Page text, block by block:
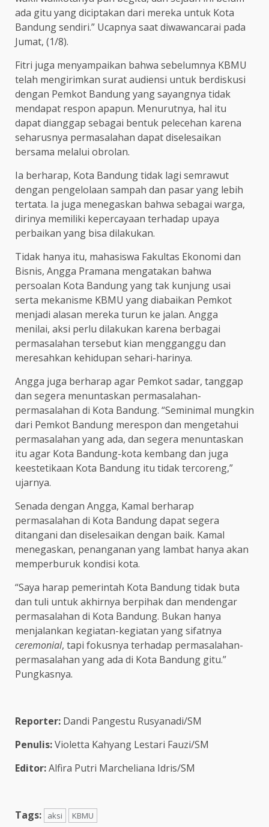
ada gitu yang diciptakan dari mereka untuk Kota
Bandung sendiri.” Ucapnya saat diwawancarai pada
Jumat, (1/8).
Fitri juga menyampaikan bahwa sebelumnya KBMU
telah mengirimkan surat audiensi untuk berdiskusi
dengan Pemkot Bandung yang sayangnya tidak
mendapat respon apapun. Menurutnya, hal itu
dapat dianggap sebagai bentuk pelecehan karena
seharusnya permasalahan dapat diselesaikan
bersama melalui obrolan.
Ia berharap, Kota Bandung tidak lagi semrawut
dengan pengelolaan sampah dan pasar yang lebih
tertata. Ia juga menegaskan bahwa sebagai warga,
dirinya memiliki kepercayaan terhadap upaya
perbaikan yang bisa dilakukan.
Tidak hanya itu, mahasiswa Fakultas Ekonomi dan
Bisnis, Angga Pramana mengatakan bahwa
persoalan Kota Bandung yang tak kunjung usai
serta mekanisme KBMU yang diabaikan Pemkot
menjadi alasan mereka turun ke jalan. Angga
menilai, aksi perlu dilakukan karena berbagai
permasalahan tersebut kian mengganggu dan
meresahkan kehidupan sehari-harinya.
Angga juga berharap agar Pemkot sadar, tanggap
dan segera menuntaskan permasalahan-
permasalahan di Kota Bandung. “Seminimal mungkin
dari Pemkot Bandung merespon dan mengetahui
permasalahan yang ada, dan segera menuntaskan
itu agar Kota Bandung-kota kembang dan juga
keestetikaan Kota Bandung itu tidak tercoreng,”
ujarnya.
Senada dengan Angga, Kamal berharap
permasalahan di Kota Bandung dapat segera
ditangani dan diselesaikan dengan baik. Kamal
menegaskan, penanganan yang lambat hanya akan
memperburuk kondisi kota.
“Saya harap pemerintah Kota Bandung tidak buta
dan tuli untuk akhirnya berpihak dan mendengar
permasalahan di Kota Bandung. Bukan hanya
menjalankan kegiatan-kegiatan yang sifatnya
ceremonial, tapi fokusnya terhadap permasalahan-
permasalahan yang ada di Kota Bandung gitu.”
Pungkasnya.
Reporter: Dandi Pangestu Rusyanadi/SM
Penulis:Violetta Kahyang Lestari Fauzi/SM
Editor:Alfira Putri Marcheliana Idris/SM
Tags: aksi KBMU